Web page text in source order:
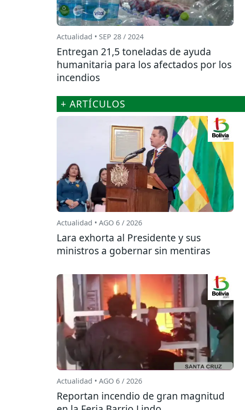
Actualidad • SEP 28 / 2024
Entregan 21,5 toneladas de ayuda
humanitaria para los afectados por los
incendios
+ ARTÍCULOS
Actualidad • AGO 6 / 2026
Lara exhorta al Presidente y sus
ministros a gobernar sin mentiras
Actualidad • AGO 6 / 2026
Reportan incendio de gran magnitud